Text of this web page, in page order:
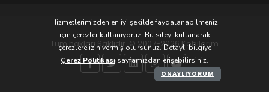
Tüm hakları Saklıdır. © 2007-2026 Kobilerim
Hizmetlerimizden en iyi şekilde faydalanabilmeniz
için çerezler kullanıyoruz. Bu siteyi kullanarak
çerezlere izin vermiş olursunuz. Detaylı bilgiye
Çerez Politikasısayfamızdan erişebilirsiniz.
ONAYLIYORUM